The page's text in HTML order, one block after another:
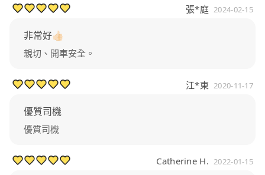
張*庭 2024-02-15
非常好👍🏻
親切、開車安全。
江*東 2020-11-17
優質司機
優質司機
Catherine H. 2022-01-15